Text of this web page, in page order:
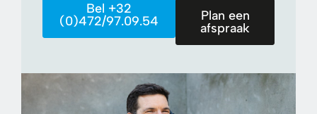
Bel +32
(0)472/97.09.54
Plan een
afspraak